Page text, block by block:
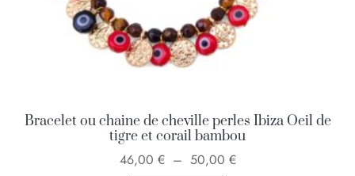
Bracelet ou chaine de cheville perles Ibiza Oeil de
tigre et corail bambou
46,00 € – 50,00 €